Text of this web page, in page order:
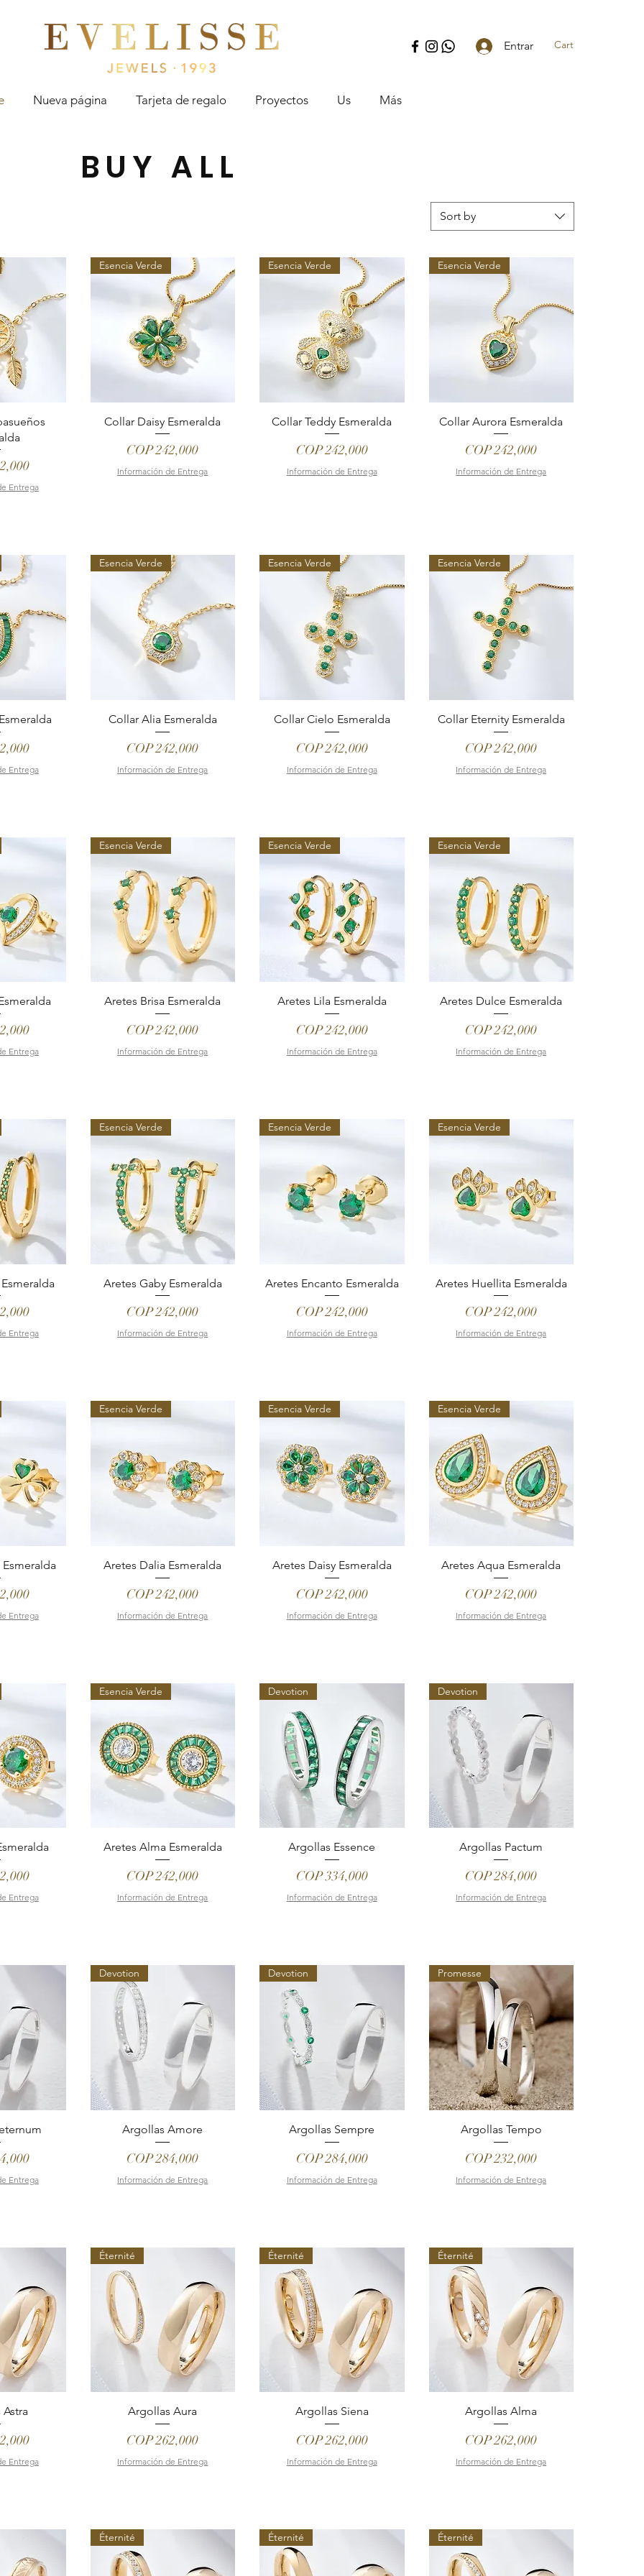
Evelisse Jewels Entrar Cart
Nueva página Tarjeta de regalo Proyectos Us Más
BUY ALL
Sort by
Entrega
Esencia Verde
Collar Daisy Esmeralda
Price
COP 242,000
Información de Entrega
Esencia Verde
Collar Teddy Esmeralda
Price
COP 242,000
Información de Entrega
Esencia Verde
Collar Aurora Esmeralda
Price
COP 242,000
Información de Entrega
Entrega
Esencia Verde
Collar Alia Esmeralda
Price
COP 242,000
Información de Entrega
Esencia Verde
Collar Cielo Esmeralda
Price
COP 242,000
Información de Entrega
Esencia Verde
Collar Eternity Esmeralda
Price
COP 242,000
Información de Entrega
Entrega
Esencia Verde
Aretes Brisa Esmeralda
Price
COP 242,000
Información de Entrega
Esencia Verde
Aretes Lila Esmeralda
Price
COP 242,000
Información de Entrega
Esencia Verde
Aretes Dulce Esmeralda
Price
COP 242,000
Información de Entrega
Entrega
Esencia Verde
Aretes Gaby Esmeralda
Price
COP 242,000
Información de Entrega
Esencia Verde
Aretes Encanto Esmeralda
Price
COP 242,000
Información de Entrega
Esencia Verde
Aretes Huellita Esmeralda
Price
COP 242,000
Información de Entrega
Entrega
Esencia Verde
Aretes Dalia Esmeralda
Price
COP 242,000
Información de Entrega
Esencia Verde
Aretes Daisy Esmeralda
Price
COP 242,000
Información de Entrega
Esencia Verde
Aretes Aqua Esmeralda
Price
COP 242,000
Información de Entrega
Entrega
Esencia Verde
Aretes Alma Esmeralda
Price
COP 242,000
Información de Entrega
Devotion
Argollas Essence
Price
COP 334,000
Información de Entrega
Devotion
Argollas Pactum
Price
COP 284,000
Información de Entrega
Entrega
Devotion
Argollas Amore
Price
COP 284,000
Información de Entrega
Devotion
Argollas Sempre
Price
COP 284,000
Información de Entrega
Promesse
Argollas Tempo
Price
COP 232,000
Información de Entrega
Entrega
Éternité
Argollas Aura
Price
COP 262,000
Información de Entrega
Éternité
Argollas Siena
Price
COP 262,000
Información de Entrega
Éternité
Argollas Alma
Price
COP 262,000
Información de Entrega
Éternité Éternité Éternité